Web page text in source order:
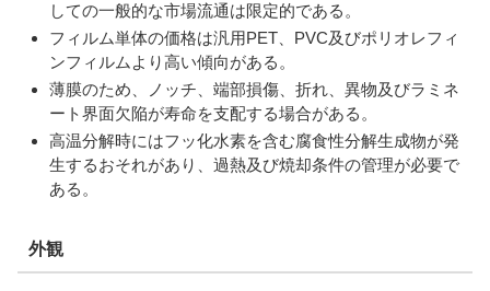
しての一般的な市場流通は限定的である。
フィルム単体の価格は汎用PET、PVC及びポリオレフィ
ンフィルムより高い傾向がある。
薄膜のため、ノッチ、端部損傷、折れ、異物及びラミネ
ート界面欠陥が寿命を支配する場合がある。
高温分解時にはフッ化水素を含む腐食性分解生成物が発
生するおそれがあり、過熱及び焼却条件の管理が必要で
ある。
外観